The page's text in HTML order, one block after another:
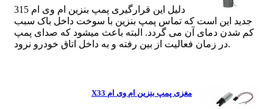
دلیل این قرارگیری پمپ بنزین ام وی ام 315
جدید این است که تماس پمپ بنزین با سوخت داخل باک سبب
کم شدن دمای آن می گردد. البته باعث میشود که صدای پمپ
در زمان فعالیت از بین رفته و به داخل اتاق خودرو نرود.
مغزی پمپ بنزین ام وی ام X33